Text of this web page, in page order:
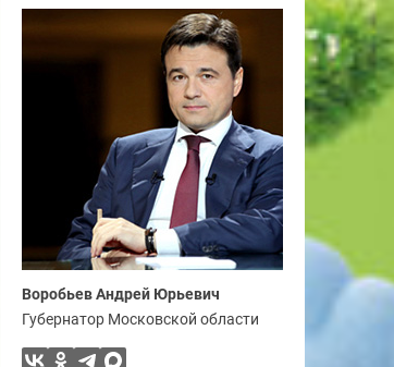
Воробьев Андрей Юрьевич
Губернатор Московской области